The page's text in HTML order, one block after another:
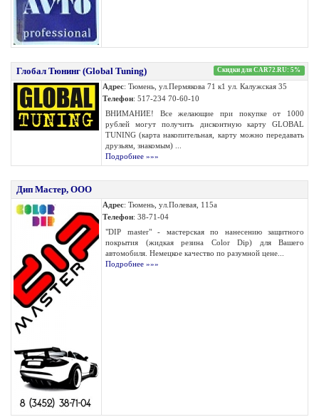
Глобал Тюнинг (Global Tuning) Скидки для CAR72.RU: 5%
Адрес: Тюмень, ул.Пермякова 71 к1 ул. Калужская 35
Телефон: 517-234 70-60-10
ВНИМАНИЕ! Все желающие при покупке от 1000
рублей могут получить дисконтную карту GLOBAL
TUNING (карта накопительная, карту можно передавать
друзьям, знакомым) ...
Подробнее »»»
Дип Мастер, ООО
Адрес: Тюмень, ул.Полевая, 115а
Телефон: 38-71-04
"DIP master" - мастерская по нанесению защитного
покрытия (жидкая резина Color Dip) для Вашего
автомобиля. Немецкое качество по разумной цене...
Подробнее »»»